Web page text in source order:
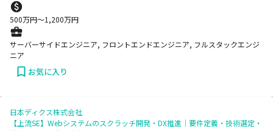
500万円〜1,200万円
サーバーサイドエンジニア, フロントエンドエンジニア, フルスタックエンジ
ニア
お気に入り
日本ディクス株式会社
【上流SE】Webシステムのスクラッチ開発・DX推進｜要件定義・技術選定・